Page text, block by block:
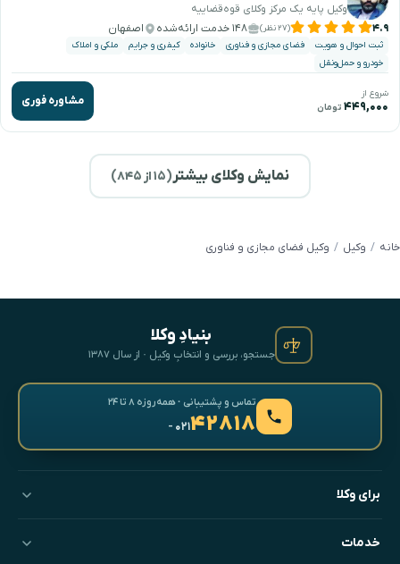
وکیل پایه یک مرکز وکلای قوه‌قضاییه
۴.۹ (۲۷ نظر) ۱۴۸ خدمت ارائه‌شده اصفهان
ثبت احوال و هویت فضای مجازی و فناوری خانواده کیفری و جرایم
ملکی و املاک
خودرو و حمل‌ونقل
شروع از
۴۴۹,۰۰۰ تومان مشاوره فوری
نمایش وکلای بیشتر(۱۵از ۸۴۵)
خانه وکیل وکیل فضای مجازی و فناوری
بنیادِ وکلا
جستجو، بررسی و انتخابِ وکیل · از سال ۱۳۸۷
تماس و پشتیبانی · همه‌روزه ۸ تا ۲۴
۴۲۸۱۸- ۰۲۱
برای وکلا
خدمات